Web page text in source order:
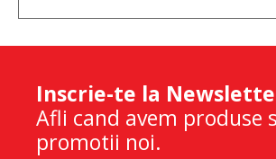
Inscrie-te la
Afli cand avem produse
promotii noi.